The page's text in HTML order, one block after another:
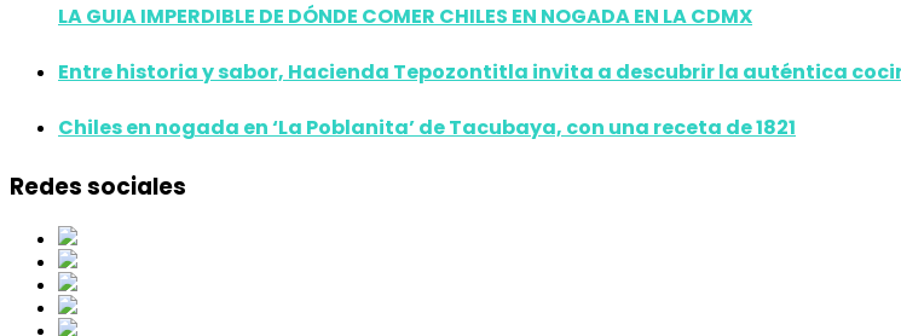
LA GUIA IMPERDIBLE DE DÓNDE COMER CHILES EN NOGADA EN LA CDMX
Entre historia y sabor, Hacienda Tepozontitla invita a descubrir la auténtica
Chiles en nogada en ‘La Poblanita’ de Tacubaya, con una receta de 1821
Redes sociales